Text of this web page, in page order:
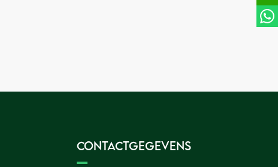
Contactgegevens